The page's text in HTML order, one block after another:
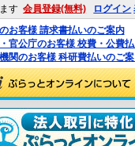
す 会員登録(無料) ログイン
お客様 請求書払いのご案内
官公庁のお客様 校費・公費
関のお客様 科研費払いのご